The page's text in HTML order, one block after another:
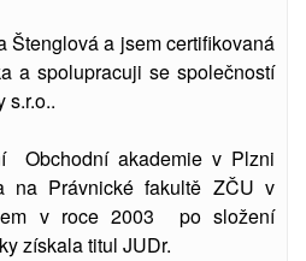
Štenglová a jsem certifikovaná
a spolupracuji se společností
s.r.o..
Obchodní akademie v Plzni
na Právnické fakultě ZČU v
v roce 2003 po složení
získala titul JUDr.